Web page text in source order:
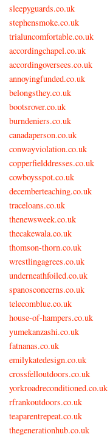
sleepyguards.co.uk
stephensmoke.co.uk
trialuncomfortable.co.uk
accordingchapel.co.uk
accordingoversees.co.uk
annoyingfunded.co.uk
belongsthey.co.uk
bootsrover.co.uk
burndeniers.co.uk
canadaperson.co.uk
conwayviolation.co.uk
copperfielddresses.co.uk
cowboysspot.co.uk
decemberteaching.co.uk
traceloans.co.uk
thenewsweek.co.uk
thecakewala.co.uk
thomson-thorn.co.uk
wrestlingagrees.co.uk
underneathfoiled.co.uk
spanosconcerns.co.uk
telecomblue.co.uk
house-of-hampers.co.uk
yumekanzashi.co.uk
fatnanas.co.uk
emilykatedesign.co.uk
crossfelloutdoors.co.uk
yorkroadreconditioned.co.uk
rfrankoutdoors.co.uk
teaparentrepeat.co.uk
thegenerationhub.co.uk